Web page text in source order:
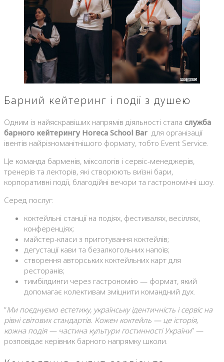
Барний кейтеринг і події з душею
Одним із найяскравіших напрямів діяльності стала служба
барного кейтерингу Horeca School Bar для організації
івентів найрізноманітнішого формату, тобто Event Service.
Це команда барменів, міксологів і сервіс-менеджерів,
тренерів та лекторів, які створюють виїзні бари,
корпоративні події, благодійні вечори та гастрономічні шоу.
Серед послуг:
коктейльні станції на подіях, фестивалях, весіллях,
конференціях;
майстер-класи з приготування коктейлів;
дегустації кави та безалкогольних напоїв;
створення авторських коктейльних карт для
ресторанів;
тимбілдинги через гастрономію — формат, який
допомагає колективам зміцнити командний дух.
“Ми поєднуємо естетику, українську ідентичність і сервіс на
рівні світових стандартів. Кожен коктейль — це історія,
кожна подія — частина культури гостинності України” —
розповідає керівник барного напрямку школи.